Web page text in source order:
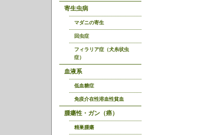
寄生虫病
マダニの寄生
回虫症
フィラリア症（犬糸状虫
症）
血液系
低血糖症
免疫介在性溶血性貧血
腫瘍性・ガン（癌）
精巣腫瘍